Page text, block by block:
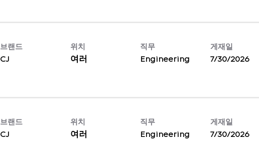
브랜드
CJ
위치
여러
직무
Engineering
게재일
7/30/2026
브랜드
CJ
위치
여러
직무
Engineering
게재일
7/30/2026